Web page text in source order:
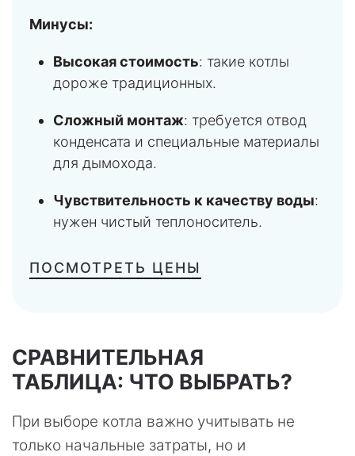
Минусы:
Высокая стоимость: такие котлы
дороже традиционных.
Сложный монтаж: требуется отвод
конденсата и специальные материалы
для дымохода.
Чувствительность к качеству воды:
нужен чистый теплоноситель.
ПОСМОТРЕТЬ ЦЕНЫ
СРАВНИТЕЛЬНАЯ
ТАБЛИЦА: ЧТО ВЫБРАТЬ?
При выборе котла важно учитывать не
только начальные затраты, но и